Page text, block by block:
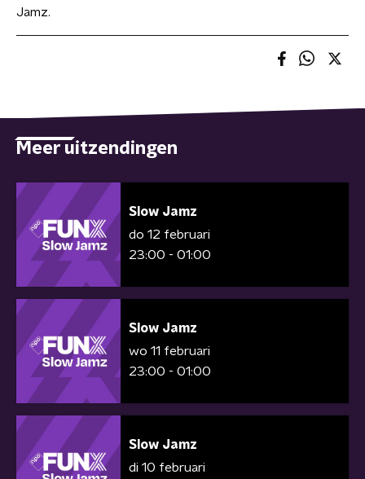
Jamz.
Meer uitzendingen
Slow Jamz
do 12 februari
23:00 - 01:00
Slow Jamz
wo 11 februari
23:00 - 01:00
Slow Jamz
di 10 februari